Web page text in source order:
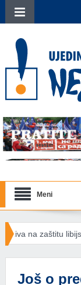
Meni
sindikalne
Još o